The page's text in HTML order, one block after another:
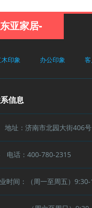
亚家居-
印象 办公印象
信息
地址：济南市北园大街406号
电话：400-780-2315
时间：（周一至周五）